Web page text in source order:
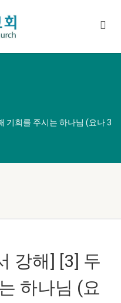
기회를 주시는 하나님 (요나 3
강해] [3] 두
하나님 (요